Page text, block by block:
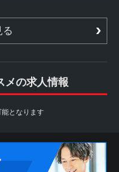
る
メの求人情報
となります